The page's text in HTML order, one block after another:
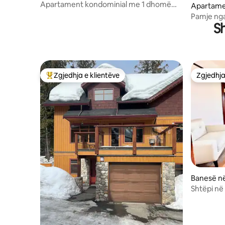
Rossland
Apartament kondominial me 1 dhomë
sland
Pamje
Më të mirat e zgjedhjeve të klientëve
Zgjedhja e klientëve
Banesë
Shtëpi